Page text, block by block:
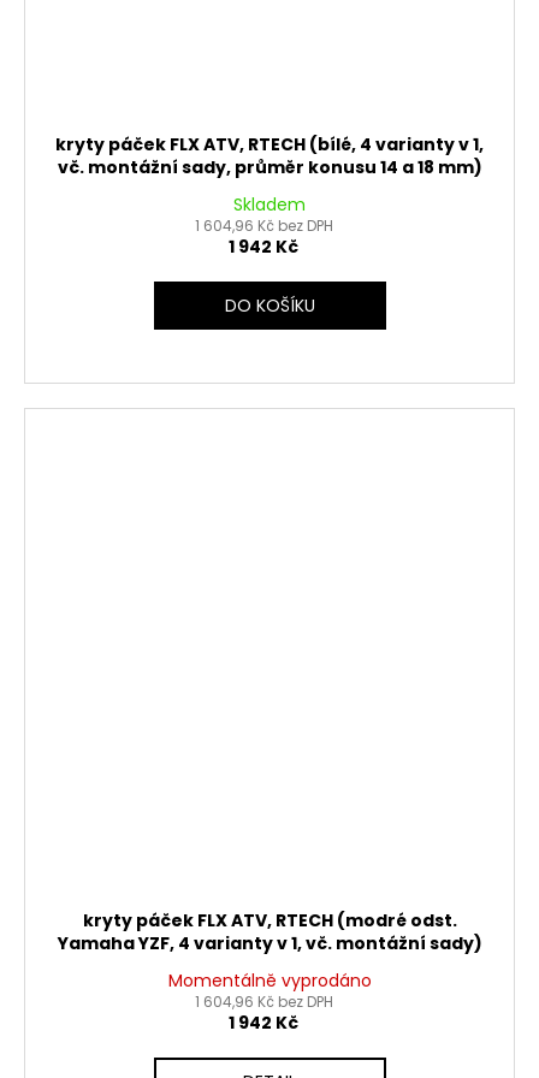
kryty páček FLX ATV, RTECH (bílé, 4 varianty v 1,
vč. montážní sady, průměr konusu 14 a 18 mm)
Skladem
1 604,96 Kč bez DPH
1 942 Kč
DO KOŠÍKU
kryty páček FLX ATV, RTECH (modré odst.
Yamaha YZF, 4 varianty v 1, vč. montážní sady)
Momentálně vyprodáno
1 604,96 Kč bez DPH
1 942 Kč